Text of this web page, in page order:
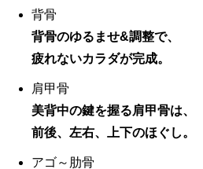
背骨
背骨のゆるませ&調整で、
疲れないカラダが完成。
肩甲骨
美背中の鍵を握る肩甲骨は、
前後、左右、上下のほぐし。
アゴ～肋骨